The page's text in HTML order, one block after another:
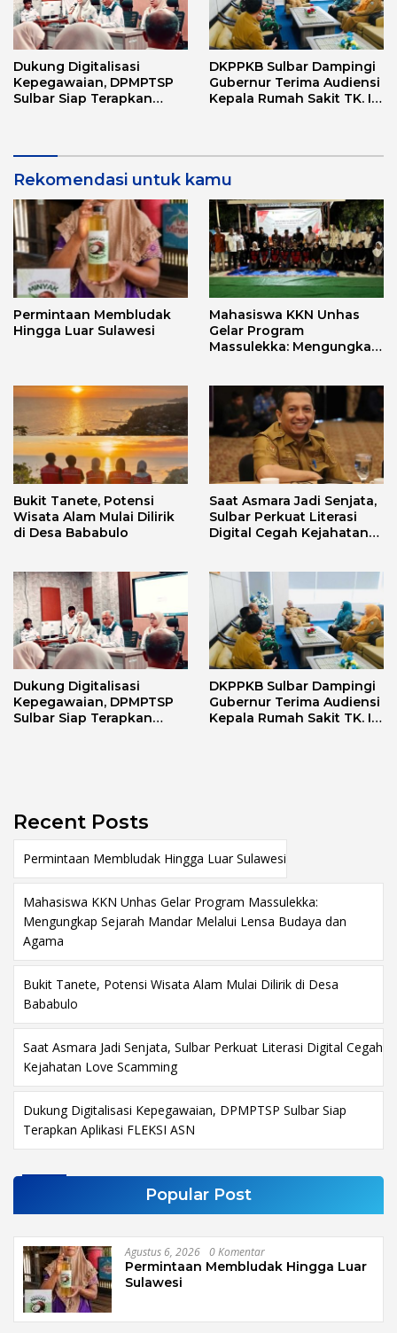
Dukung Digitalisasi
Kepegawaian, DPMPTSP
Sulbar Siap Terapkan
DKPPKB Sulbar Dampingi
Gubernur Terima Audiensi
Kepala Rumah Sakit TK. III
Rekomendasi untuk kamu
Permintaan Membludak
Hingga Luar Sulawesi
Mahasiswa KKN Unhas
Gelar Program
Massulekka: Mengungkap
Bukit Tanete, Potensi
Wisata Alam Mulai Dilirik
di Desa Bababulo
Saat Asmara Jadi Senjata,
Sulbar Perkuat Literasi
Digital Cegah Kejahatan
Dukung Digitalisasi
Kepegawaian, DPMPTSP
Sulbar Siap Terapkan
DKPPKB Sulbar Dampingi
Gubernur Terima Audiensi
Kepala Rumah Sakit TK. III
Recent Posts
Permintaan Membludak Hingga Luar Sulawesi
Mahasiswa KKN Unhas Gelar Program Massulekka:
Mengungkap Sejarah Mandar Melalui Lensa Budaya dan
Agama
Bukit Tanete, Potensi Wisata Alam Mulai Dilirik di Desa
Bababulo
Saat Asmara Jadi Senjata, Sulbar Perkuat Literasi Digital Cegah
Kejahatan Love Scamming
Dukung Digitalisasi Kepegawaian, DPMPTSP Sulbar Siap
Terapkan Aplikasi FLEKSI ASN
Popular Post
Agustus 6, 2026 0 Komentar
Permintaan Membludak Hingga Luar
Sulawesi